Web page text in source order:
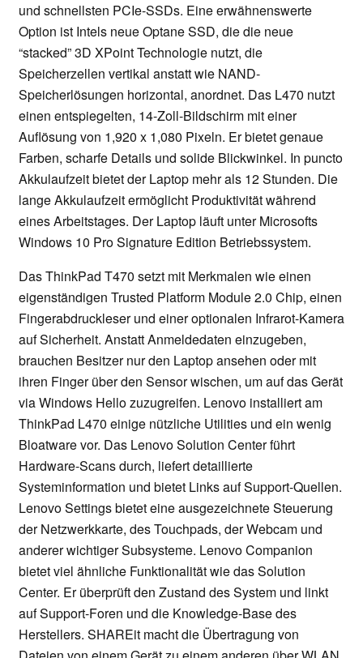
und schnellsten PCIe-SSDs. Eine erwähnenswerte
Option ist Intels neue Optane SSD, die die neue
“stacked” 3D XPoint Technologie nutzt, die
Speicherzellen vertikal anstatt wie NAND-
Speicherlösungen horizontal, anordnet. Das L470 nutzt
einen entspiegelten, 14-Zoll-Bildschirm mit einer
Auflösung von 1,920 x 1,080 Pixeln. Er bietet genaue
Farben, scharfe Details und solide Blickwinkel. In puncto
Akkulaufzeit bietet der Laptop mehr als 12 Stunden. Die
lange Akkulaufzeit ermöglicht Produktivität während
eines Arbeitstages. Der Laptop läuft unter Microsofts
Windows 10 Pro Signature Edition Betriebssystem.
Das ThinkPad T470 setzt mit Merkmalen wie einen
eigenständigen Trusted Platform Module 2.0 Chip, einen
Fingerabdruckleser und einer optionalen Infrarot-Kamera
auf Sicherheit. Anstatt Anmeldedaten einzugeben,
brauchen Besitzer nur den Laptop ansehen oder mit
ihren Finger über den Sensor wischen, um auf das Gerät
via Windows Hello zuzugreifen. Lenovo installiert am
ThinkPad L470 einige nützliche Utilities und ein wenig
Bloatware vor. Das Lenovo Solution Center führt
Hardware-Scans durch, liefert detaillierte
Systeminformation und bietet Links auf Support-Quellen.
Lenovo Settings bietet eine ausgezeichnete Steuerung
der Netzwerkkarte, des Touchpads, der Webcam und
anderer wichtiger Subsysteme. Lenovo Companion
bietet viel ähnliche Funktionalität wie das Solution
Center. Er überprüft den Zustand des System und linkt
auf Support-Foren und die Knowledge-Base des
Herstellers. SHAREit macht die Übertragung von